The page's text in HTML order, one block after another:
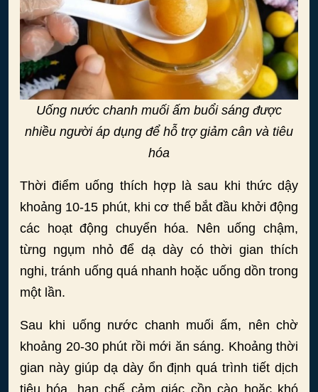
Uống nước chanh muối ấm buổi sáng được
nhiều người áp dụng để hỗ trợ giảm cân và tiêu
hóa
Thời điểm uống thích hợp là sau khi thức dậy
khoảng 10-15 phút, khi cơ thể bắt đầu khởi động
các hoạt động chuyển hóa. Nên uống chậm,
từng ngụm nhỏ để dạ dày có thời gian thích
nghi, tránh uống quá nhanh hoặc uống dồn trong
một lần.
Sau khi uống nước chanh muối ấm, nên chờ
khoảng 20-30 phút rồi mới ăn sáng. Khoảng thời
gian này giúp dạ dày ổn định quá trình tiết dịch